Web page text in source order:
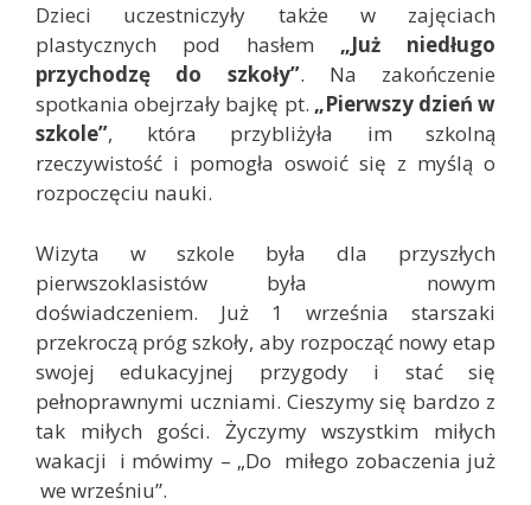
Dzieci uczestniczyły także w zajęciach
plastycznych pod hasłem „Już niedługo
przychodzę do szkoły”. Na zakończenie
spotkania obejrzały bajkę pt. „Pierwszy dzień w
szkole”, która przybliżyła im szkolną
rzeczywistość i pomogła oswoić się z myślą o
rozpoczęciu nauki.
Wizyta w szkole była dla przyszłych
pierwszoklasistów była nowym
doświadczeniem. Już 1 września starszaki
przekroczą próg szkoły, aby rozpocząć nowy etap
swojej edukacyjnej przygody i stać się
pełnoprawnymi uczniami. Cieszymy się bardzo z
tak miłych gości. Życzymy wszystkim miłych
wakacji i mówimy – „Do miłego zobaczenia już
we wrześniu”.